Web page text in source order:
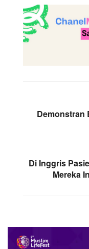
Demonstran
Di Inggris
Mereka